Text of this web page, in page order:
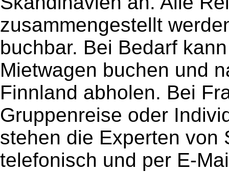
zusammengestellt
buchbar. Bei Bedarf
Mietwagen buchen und
Finnland abholen. Bei
Gruppenreise oder
stehen die Experten von
telefonisch und per E-